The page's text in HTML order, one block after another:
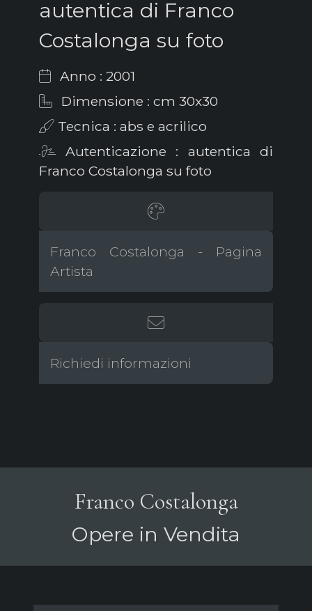
autentica di Franco
Costalonga su foto
Anno : 2001
Dimensione : cm 30x30
Tecnica : abs e acrilico
Autenticazione : autentica di
Franco Costalonga su foto
Franco Costalonga - Pagina
Artista
Richiedi informazioni
Franco Costalonga
Opere in Vendita